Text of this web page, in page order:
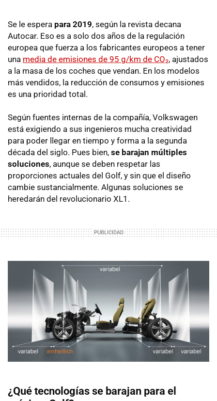
Se le espera para 2019, según la revista decana
Autocar. Eso es a solo dos años de la regulación
europea que fuerza a los fabricantes europeos a tener
una media de emisiones de 95 g/km de CO₂, ajustados
a la masa de los coches que vendan. En los modelos
más vendidos, la reducción de consumos y emisiones
es una prioridad total.
Según fuentes internas de la compañía, Volkswagen
está exigiendo a sus ingenieros mucha creatividad
para poder llegar en tiempo y forma a la segunda
década del siglo. Pues bien, se barajan múltiples
soluciones, aunque se deben respetar las
proporciones actuales del Golf, y sin que el diseño
cambie sustancialmente. Algunas soluciones se
heredarán del revolucionario XL1.
¿Qué tecnologías se barajan para el